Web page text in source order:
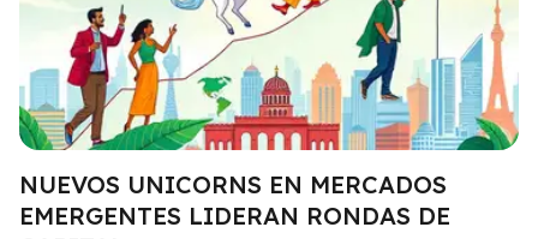
NUEVOS UNICORNS EN MERCADOS
EMERGENTES LIDERAN RONDAS DE